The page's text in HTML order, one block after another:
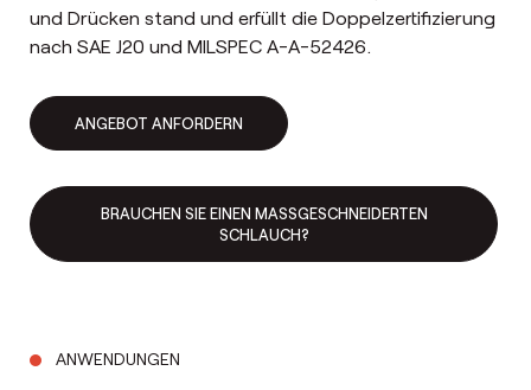
und Drücken stand und erfüllt die Doppelzertifizierung
nach SAE J20 und MILSPEC A-A-52426.
ANGEBOT ANFORDERN
BRAUCHEN SIE EINEN MASSGESCHNEIDERTEN S
CHLAUCH?
ANWENDUNGEN